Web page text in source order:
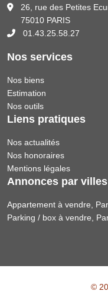
26, rue des Petites
75010 PARIS
01.43.25.58.27
Nos services
Nos biens
Estimation
Nos outils
Liens pratiques
Nos actualités
Nos honoraires
Mentions légales
Annonces par villes
Appartement à vendre,
Parking / box à vendre,
©